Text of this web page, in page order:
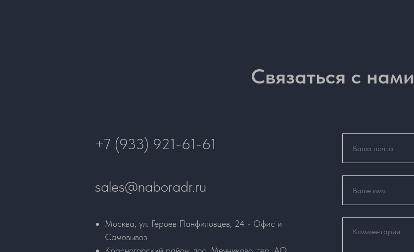
Связаться с нами
+7 (933) 921-61-61
sales@naboradr.ru
Москва, ул. Героев Панфиловцев, 24 - Офис и
Самовывоз